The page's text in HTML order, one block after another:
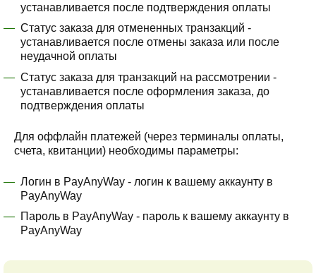
устанавливается после подтверждения оплаты
Статус заказа для отмененных транзакций -
устанавливается после отмены заказа или после
неудачной оплаты
Статус заказа для транзакций на рассмотрении -
устанавливается после оформления заказа, до
подтверждения оплаты
Для оффлайн платежей (через терминалы оплаты,
счета, квитанции) необходимы параметры:
Логин в PayAnyWay - логин к вашему аккаунту в
PayAnyWay
Пароль в PayAnyWay - пароль к вашему аккаунту в
PayAnyWay